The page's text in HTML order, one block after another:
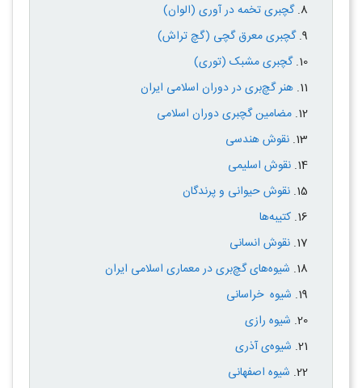
گچبری تخمه در آوری (الوان)
گچبری معرق گچی (گچ تراش)
گچبری مشبک (توری)
هنر گچ‌بری در دوران اسلامی ایران
مضامین گچبری دوران اسلامی
نقوش هندسی
نقوش اسلیمی
نقوش حیوانی و پرندگان
کتیبه‌ها
نقوش انسانی
شیوه‌های گچ‌بری در معماری اسلامی ایران
شیوه خراسانی
شیوه رازی
شیوه‌ی آذری
شیوه اصفهانی